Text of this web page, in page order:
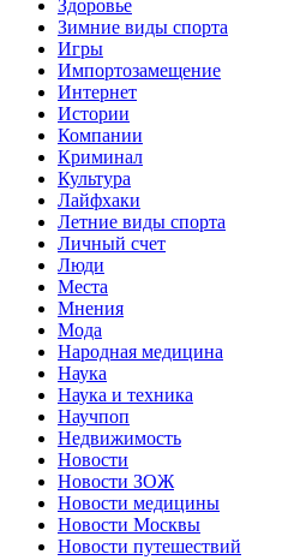
Здоровье
Зимние виды спорта
Игры
Импортозамещение
Интернет
Истории
Компании
Криминал
Культура
Лайфхаки
Летние виды спорта
Личный счет
Люди
Места
Мнения
Мода
Народная медицина
Наука
Наука и техника
Научпоп
Недвижимость
Новости
Новости ЗОЖ
Новости медицины
Новости Москвы
Новости путешествий